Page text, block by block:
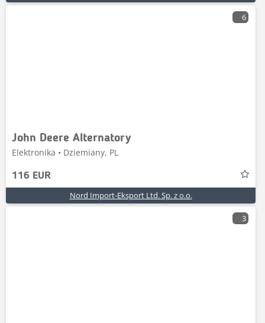
6
John Deere Alternatory
Elektronika • Dziemiany, PL
116 EUR
Nord Import-Eksport Ltd. Sp. z o.o.
3